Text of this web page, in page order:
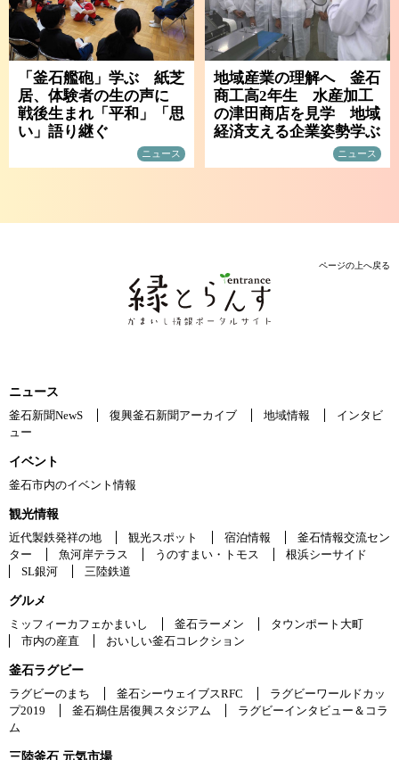
「釜石艦砲」学ぶ 紙芝
居、体験者の生の声に
戦後生まれ「平和」「思
い」語り継ぐ
ニュース
地域産業の理解へ 釜石
商工高2年生 水産加工
の津田商店を見学 地域
経済支える企業姿勢学ぶ
ニュース
ページの上へ戻る
ニュース
釜石新聞NewS
復興釜石新聞アーカイブ 地域情報
インタビ
ュー
イベント
釜石市内のイベント情報
観光情報
近代製鉄発祥の地
観光スポット 宿泊情報
釜石情報交流セン
ター
魚河岸テラス うのすまい・トモス
根浜シーサイド
SL銀河
三陸鉄道
グルメ
ミッフィーカフェかまいし
釜石ラーメン
タウンポート大町
市内の産直
おいしい釜石コレクション
釜石ラグビー
ラグビーのまち
釜石シーウェイブスRFC
ラグビーワールドカッ
プ2019
釜石鵜住居復興スタジアム
ラグビーインタビュー＆コラ
ム
三陸釜石 元気市場